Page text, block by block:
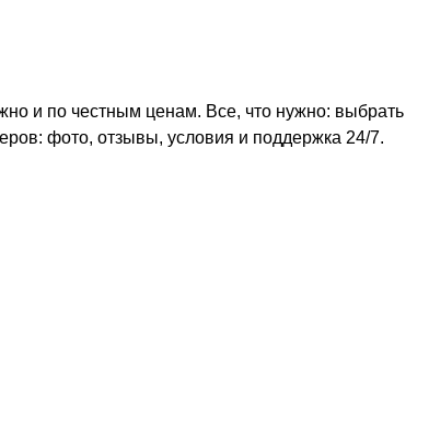
и по честным ценам. Все, что нужно: выбрать
фото, отзывы, условия и поддержка 24/7.